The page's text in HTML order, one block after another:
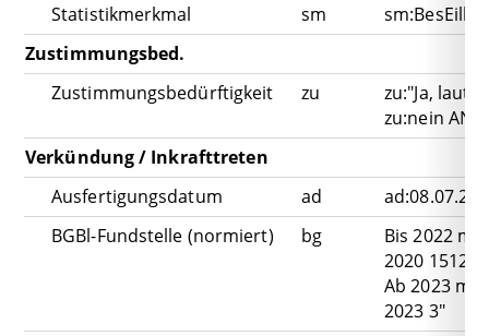
Statistikmerkmal sm
Zustimmungsbed.
Zustimmungsbedürftigkeit
zu
zu:"Ja, laut
zu:nein
Verkündung / Inkrafttreten
Ausfertigungsdatum
ad
BGBl-Fundstelle (normiert)
bg
Bis 2022
2020 1512"
Ab 2023 mit
2023 3"